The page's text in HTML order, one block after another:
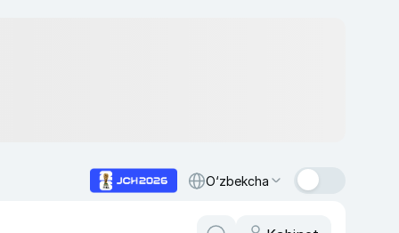
O‘zbekcha